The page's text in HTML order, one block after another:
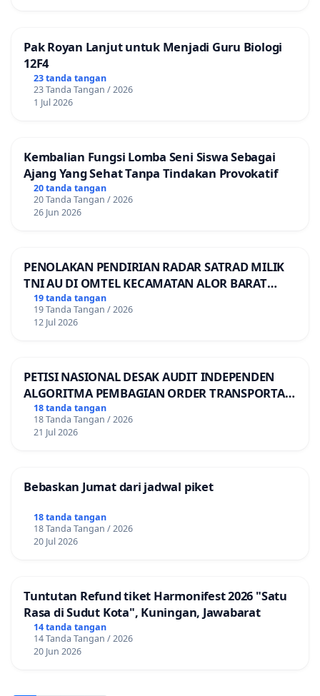
Pak Royan Lanjut untuk Menjadi Guru Biologi
12F4
23 tanda tangan
23 Tanda Tangan / 2026
1 Jul 2026
Kembalian Fungsi Lomba Seni Siswa Sebagai
Ajang Yang Sehat Tanpa Tindakan Provokatif
20 tanda tangan
20 Tanda Tangan / 2026
26 Jun 2026
PENOLAKAN PENDIRIAN RADAR SATRAD MILIK
TNI AU DI OMTEL KECAMATAN ALOR BARAT
LAUT, KABUPATEN ALOR
19 tanda tangan
19 Tanda Tangan / 2026
12 Jul 2026
PETISI NASIONAL DESAK AUDIT INDEPENDEN
ALGORITMA PEMBAGIAN ORDER TRANSPORTASI
ONLINE
18 tanda tangan
18 Tanda Tangan / 2026
21 Jul 2026
Bebaskan Jumat dari jadwal piket
18 tanda tangan
18 Tanda Tangan / 2026
20 Jul 2026
Tuntutan Refund tiket Harmonifest 2026 "Satu
Rasa di Sudut Kota", Kuningan, Jawabarat
14 tanda tangan
14 Tanda Tangan / 2026
20 Jun 2026